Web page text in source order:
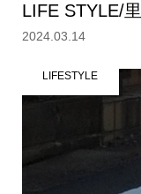
LIFE STYLE/
2024.03.14
LIFESTYLE